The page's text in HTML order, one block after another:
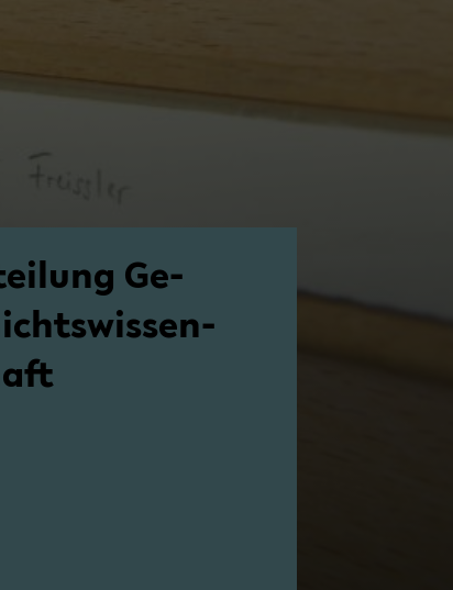
Ge­